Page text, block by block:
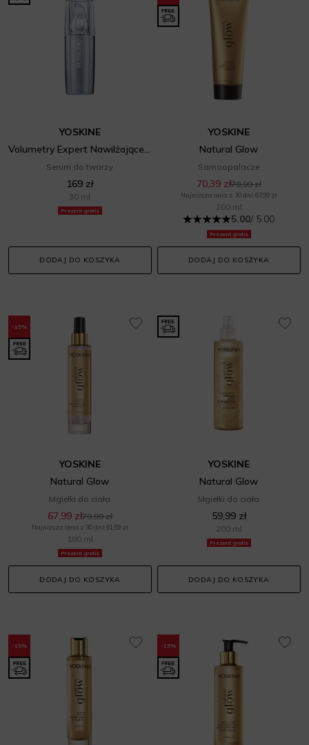
Prezent gratis
YOSKINE
Serum do twarzy
169 zł
30 ml
DODAJ DO KOSZYKA
Prezent gratis
YOSKINE
Natural Glow
Samoopalacze
70,39 zł79,99 zł
Najniższa cena z 30 dni: 67,99 zł
200 ml
5.00/ 5.00
DODAJ DO KOSZYKA
-15%
Prezent gratis
YOSKINE
Natural Glow
Mgiełki do ciała
67,99 zł79,99 zł
Najniższa cena z 30 dni: 61,59 zł
100 ml
DODAJ DO KOSZYKA
Prezent gratis
YOSKINE
Natural Glow
Mgiełki do ciała
59,99 zł
200 ml
DODAJ DO KOSZYKA
-15% -15%